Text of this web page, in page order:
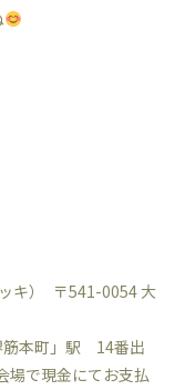
キ） 〒541-0054 大
本町」駅 14番出
で現金にてお支払